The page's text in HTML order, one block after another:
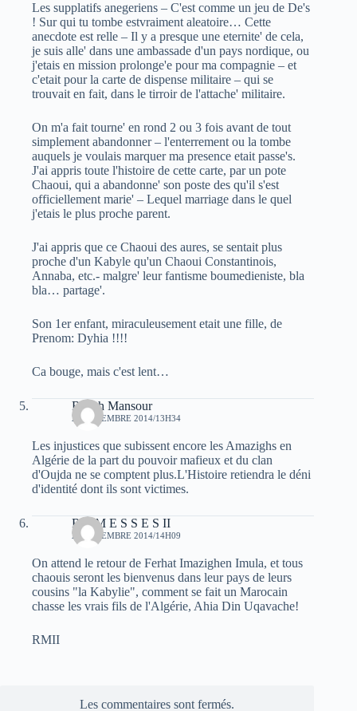
Les supplatifs anegeriens – C'est comme un jeu de De's
! Sur qui tu tombe estvraiment aleatoire… Cette
anecdote est relle – Il y a presque une eternite' de cela,
je suis alle' dans une ambassade d'un pays nordique, ou
j'etais en mission prolonge'e pour ma compagnie – et
c'etait pour la carte de dispense militaire – qui se
trouvait en fait, dans le tirroir de l'attache' militaire.
On m'a fait tourne' en rond 2 ou 3 fois avant de tout
simplement abandonner – l'enterrement ou la tombe
auquels je voulais marquer ma presence etait passe's.
J'ai appris toute l'histoire de cette carte, par un pote
Chaoui, qui a abandonne' son poste des qu'il s'est
officiellement marie' – Lequel marriage dans le quel
j'etais le plus proche parent.
J'ai appris que ce Chaoui des aures, se sentait plus
proche d'un Kabyle qu'un Chaoui Constantinois,
Annaba, etc.- malgre' leur fantisme boumedieniste, bla
bla… partage'.
Son 1er enfant, miraculeusement etait une fille, de
Prenom: Dyhia !!!!
Ca bouge, mais c'est lent…
Rabah Mansour
20 DÉCEMBRE 2014/13H34
Les injustices que subissent encore les Amazighs en
Algérie de la part du pouvoir mafieux et du clan
d'Oujda ne se comptent plus.L'Histoire retiendra le déni
d'identité dont ils sont victimes.
R A M E S S E S II
20 DÉCEMBRE 2014/14H09
On attend le retour de Ferhat Imazighen Imula, et tous
chaouis seront les bienvenus dans leur pays de leurs
cousins "la Kabylie", comment se fait un Marocain
chasse les vrais fils de l'Algérie, Ahia Din Uqavache!
RMII
Les commentaires sont fermés.